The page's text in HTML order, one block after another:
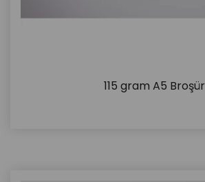
115 gram A5 Broşür